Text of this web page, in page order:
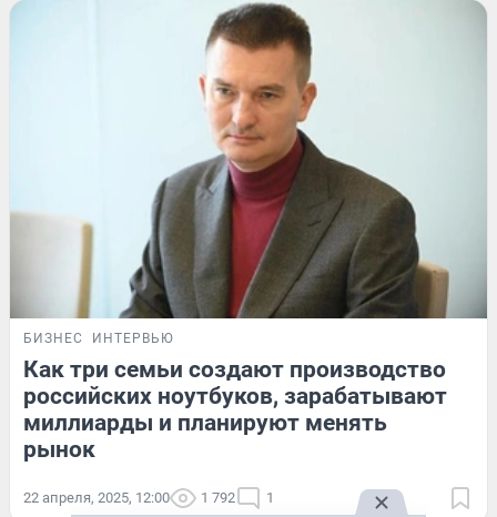
БИЗНЕС ИНТЕРВЬЮ
Как три семьи создают производство
российских ноутбуков, зарабатывают
миллиарды и планируют менять
рынок
22 апреля, 2025, 12:00 1 792 1